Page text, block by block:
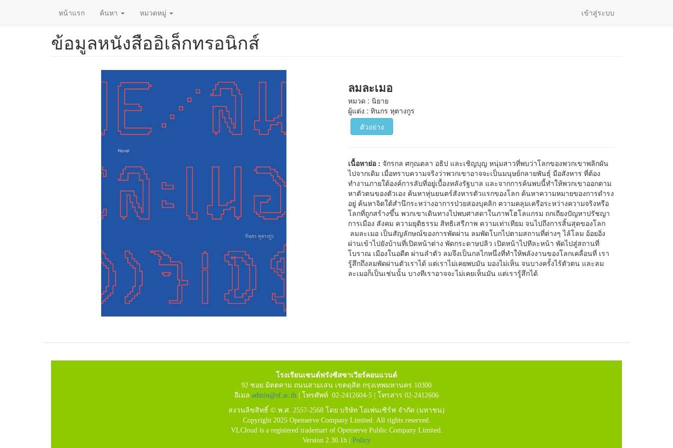
หน้าแรก ค้นหา หมวดหมู่ เข้าสู่ระบบ
ข้อมูลหนังสืออิเล็กทรอนิกส์
ลมละเมอ
หมวด : นิยาย
ผู้แต่ง : ทินกร หุตางกูร
ตัวอย่าง
เนื้อหาย่อ : จักรกล ศกุณตลา อธิป และเชิญบุญ หนุ่มสาวที่พบว่าโลกของพวกเขาพลิกผัน
ไปจากเดิม เมื่อทราบความจริงว่าพวกเขาอาจจะเป็นมนุษย์กลายพันธุ์ มือสังหาร ที่ต้อง
ทำงานภายใต้องค์การลับที่อยู่เบื้องหลังรัฐบาล และจากการค้นพบนี้ทำให้พวกเขาออกตาม
หาตัวตนของตัวเอง ค้นหาหุ่นยนตร์สังหารตัวแรกของโลก ค้นหาความหมายของการดำรง
อยู่ ค้นหาจิตใต้สำนึกระหว่างอาการป่วยสองบุคลิก ความคลุมเครือระหว่างความจริงหรือ
โลกที่ถูกสร้างขึ้น พวกเขาเดินทางไปพบศาสดาในภาพโฮโลแกรม ถกเถียงปัญหาปรัชญา
การเมือง สังคม ความยุติธรรม สิทธิเสรีภาพ ความเท่าเทียม จนไปถึงการสิ้นสุดของโลก
ลมละเมอ เป็นสัญลักษณ์ของการพัดผ่าน ลมพัดโบกไปตามสถานที่ต่างๆ ไล้โลม อ้อยอิ่ง
ผ่านเข้าไปยังบ้านที่เปิดหน้าต่าง พัดกระดาษปลิว เปิดหน้าไปทีละหน้า พัดไปสู่สถานที่
โบราณ เมืองในอดีต ผ่านลำตัว ลมจึงเป็นกลไกหนึ่งที่ทำให้พลังงานของโลกเคลื่อนที่ เรา
รู้สึกถึงลมพัดผ่านตัวเราได้ แต่เราไม่เคยพบมัน มองไม่เห็น จนบางครั้งไร้ตัวตน และลม
ละเมอก็เป็นเช่นนั้น บางทีเราอาจจะไม่เคยเห็นมัน แต่เรารู้สึกได้
โรงเรียนเซนต์ฟรังซีสซาเวียร์คอนแวนต์
92 ซอย มิตตคาม ถนนสามเสน เขตดุสิต กรุงเทพมหานคร 10300
อีเมล admin@sf.ac.th | โทรศัพท์ 02-2412604-5 | โทรสาร 02-2412606
สงวนลิขสิทธิ์ © พ.ศ. 2557-2568 โดย บริษัท โอเพ่นเซิร์ฟ จำกัด (มหาชน)
Copyright 2025 Openserve Company Limited. All rights reserved.
VLCloud is a registered trademart of Openserve Public Company Limited.
Version 2.30.1b | Policy